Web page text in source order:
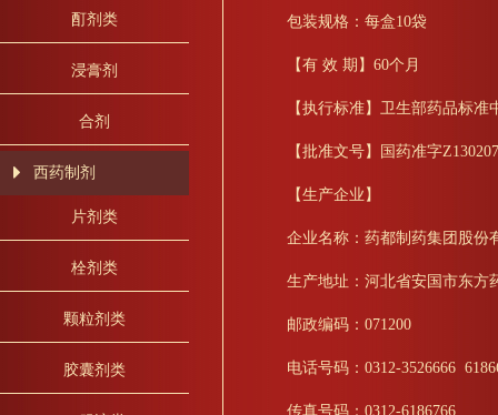
酊剂类
浸膏剂
合剂
西药制剂
片剂类
栓剂类
颗粒剂类
胶囊剂类
包装规格：每盒10袋
【有 效 期】60个月
【执行标准】卫生部药品标准
【批准文号】国药准字
【生产企业】
企业名称：药都制药集团股份
生产地址：河北省安国市东方
邮政编码：071200
电话号码：0312-3526666
传真号码：0312-6186766